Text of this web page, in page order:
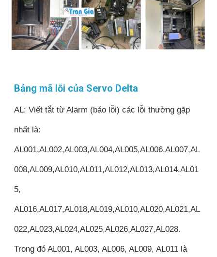
Bảng mã lỗi của Servo Delta
AL: Viết tắt từ Alarm (báo lỗi) các lỗi thường gặp
nhất là:
AL001,AL002,AL003,AL004,AL005,AL006,AL007,AL
008,AL009,AL010,AL011,AL012,AL013,AL014,AL01
5,
AL016,AL017,AL018,AL019,AL010,AL020,AL021,AL
022,AL023,AL024,AL025,AL026,AL027,AL028.
Trong đó AL001, AL003, AL006, AL009, AL011 là